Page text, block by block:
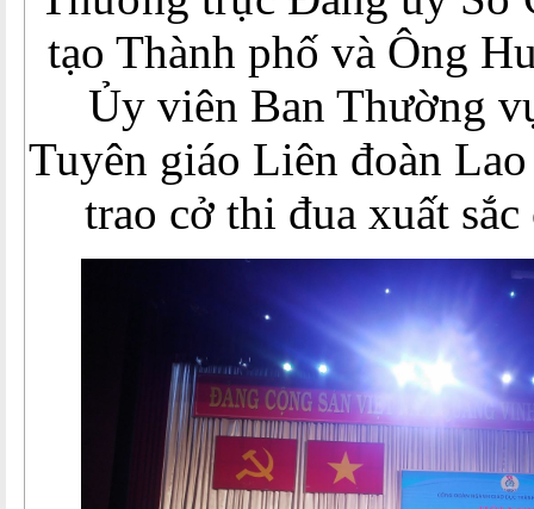
tạo Thành phố và Ông
Ủy viên Ban Thường
Tuyên giáo Liên đoàn
trao cở thi đua xuất